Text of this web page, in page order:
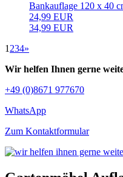
Bankauflage 120 x 40
24,99 EUR
34,99 EUR
1234»
Wir helfen Ihnen gerne
+49 (0)8671 977670
WhatsApp
Zum Kontaktformular